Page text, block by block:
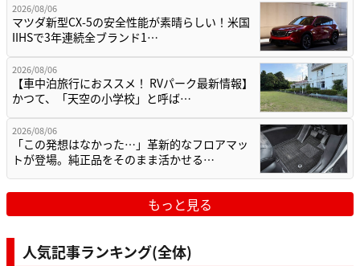
2026/08/06
マツダ新型CX-5の安全性能が素晴らしい！米国
IIHSで3年連続全ブランド1…
2026/08/06
【車中泊旅行におススメ！ RVパーク最新情報】
かつて、「天空の小学校」と呼ば…
2026/08/06
「この発想はなかった…」革新的なフロアマッ
トが登場。純正品をそのまま活かせる…
もっと見る
人気記事ランキング(全体)